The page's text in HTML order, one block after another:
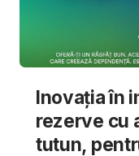
Inovația în
rezerve cu
tutun,